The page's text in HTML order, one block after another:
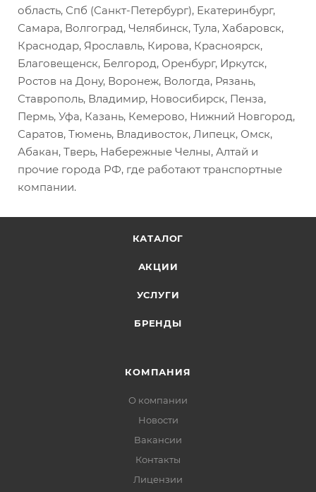
область, Спб (Санкт-Петербург), Екатеринбург,
Самара, Волгоград, Челябинск, Тула, Хабаровск,
Краснодар, Ярославль, Кирова, Красноярск,
Благовещенск, Белгород, Оренбург, Иркутск,
Ростов на Дону, Воронеж, Вологда, Рязань,
Ставрополь, Владимир, Новосибирск, Пенза,
Пермь, Уфа, Казань, Кемерово, Нижний Новгород,
Саратов, Тюмень, Владивосток, Липецк, Омск,
Абакан, Тверь, Набережные Челны, Алтай и
прочие города РФ, где работают транспортные
компании.
КАТАЛОГ
АКЦИИ
УСЛУГИ
БРЕНДЫ
КОМПАНИЯ
О компании
Новости
Вакансии
Контакты
Лицензии